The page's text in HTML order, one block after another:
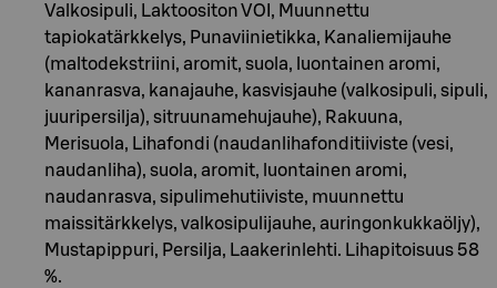
Valkosipuli, Laktoositon VOI, Muunnettu
tapiokatärkkelys, Punaviinietikka, Kanaliemijauhe
(maltodekstriini, aromit, suola, luontainen aromi,
kananrasva, kanajauhe, kasvisjauhe (valkosipuli, sipuli,
juuripersilja), sitruunamehujauhe), Rakuuna,
Merisuola, Lihafondi (naudanlihafonditiiviste (vesi,
naudanliha), suola, aromit, luontainen aromi,
naudanrasva, sipulimehutiiviste, muunnettu
maissitärkkelys, valkosipulijauhe, auringonkukkaöljy),
Mustapippuri, Persilja, Laakerinlehti. Lihapitoisuus 58
%.